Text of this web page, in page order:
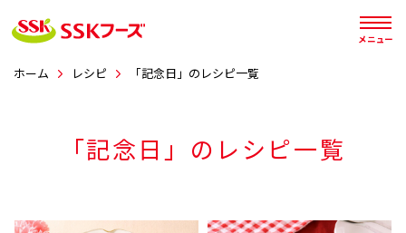
メニュー
ホーム レシピ 「記念日」のレシピ一覧
「記念日」 のレシピ一覧